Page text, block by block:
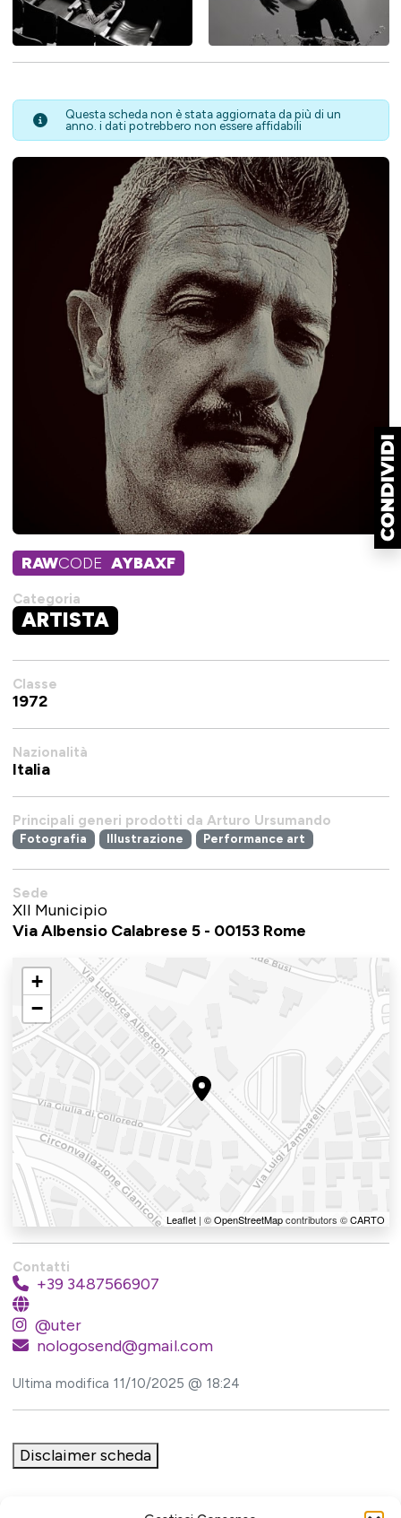
Questa scheda non è stata aggiornata da più di un
anno. i dati potrebbero non essere affidabili
RAWCODE AYBAXF
Categoria
ARTISTA
Classe
1972
Nazionalità
Italia
Principali generi prodotti da Arturo Ursumando
Fotografia Illustrazione Performance art
Sede
XII Municipio
Via Albensio Calabrese 5 - 00153 Rome
+
−
Leaflet| ©OpenStreetMapcontributors ©CARTO
Contatti
+39 3487566907
@uter
nologosend@gmail.com
Ultima modifica 11/10/2025 @ 18:24
Disclaimer scheda